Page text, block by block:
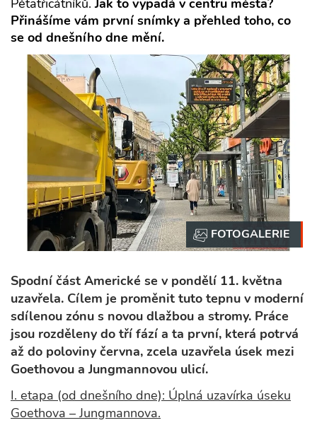
Přinášíme vám první snímky a přehled toho, co
se od dnešního dne mění.
Spodní část Americké se v pondělí 11. května
uzavřela. Cílem je proměnit tuto tepnu v moderní
sdílenou zónu s novou dlažbou a stromy. Práce
jsou rozděleny do tří fází a ta první, která potrvá
až do poloviny června, zcela uzavřela úsek mezi
Goethovou a Jungmannovou ulicí.
I. etapa (od dnešního dne): Úplná uzavírka úseku
Goethova – Jungmannova.